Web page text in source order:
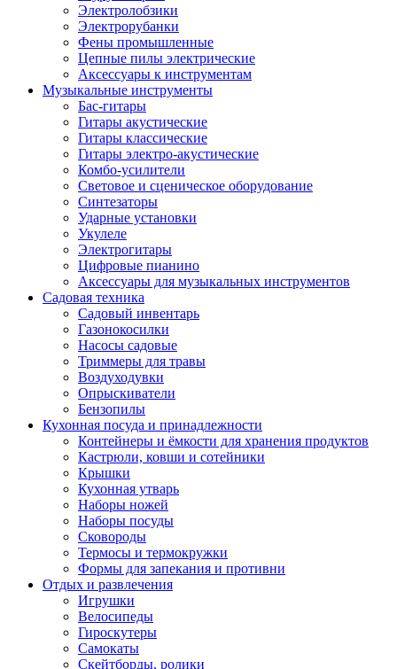
Электролобзики
Электрорубанки
Фены промышленные
Цепные пилы электрические
Аксессуары к инструментам
Музыкальные инструменты
Бас-гитары
Гитары акустические
Гитары классические
Гитары электро-акустические
Комбо-усилители
Световое и сценическое оборудование
Синтезаторы
Ударные установки
Укулеле
Электрогитары
Цифровые пианино
Аксессуары для музыкальных инструментов
Садовая техника
Садовый инвентарь
Газонокосилки
Насосы садовые
Триммеры для травы
Воздуходувки
Опрыскиватели
Бензопилы
Кухонная посуда и принадлежности
Контейнеры и ёмкости для хранения продуктов
Кастрюли, ковши и сотейники
Крышки
Кухонная утварь
Наборы ножей
Наборы посуды
Сковороды
Термосы и термокружки
Формы для запекания и противни
Отдых и развлечения
Игрушки
Велосипеды
Гироскутеры
Самокаты
Скейтборды, ролики